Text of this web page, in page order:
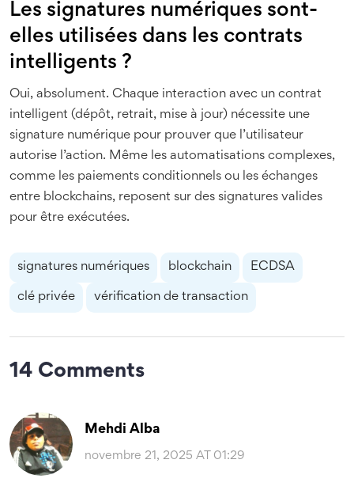
Les signatures numériques sont-
elles utilisées dans les contrats
intelligents ?
Oui, absolument. Chaque interaction avec un contrat
intelligent (dépôt, retrait, mise à jour) nécessite une
signature numérique pour prouver que l’utilisateur
autorise l’action. Même les automatisations complexes,
comme les paiements conditionnels ou les échanges
entre blockchains, reposent sur des signatures valides
pour être exécutées.
signatures numériques blockchain ECDSA
clé privée vérification de transaction
14 Comments
Mehdi Alba
novembre 21, 2025 AT 01:29